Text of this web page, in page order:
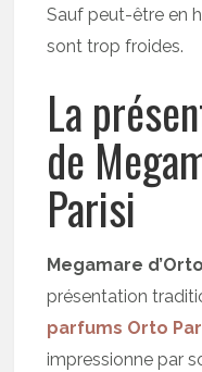
Sauf peut-être en
sont trop froides.
La
de
Parisi
Megamare
présentation
parfums Orto
impressionne par